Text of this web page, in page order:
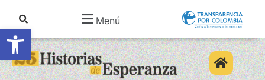
Abrir barra de herramientas
Menú